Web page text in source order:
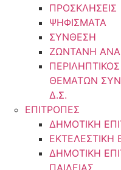
ΠΡΟΣΚΛΗΣΕΙΣ
ΨΗΦΙΣΜΑΤΑ
ΣΥΝΘΕΣΗ
ΖΩΝΤΑΝΗ
ΘΕΜΑΤΩΝ
Δ.Σ.
ΕΠΙΤΡΟΠΕΣ
ΔΗΜΟΤΙΚΗ
ΕΚΤΕΛΕΣΤΙΚΗ
ΔΗΜΟΤΙΚΗ
ΠΑΙΔΕΙΑΣ